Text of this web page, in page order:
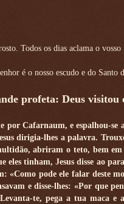
Todos os dias aclama o
é o nosso escudo e do Santo
profeta: Deus visitou
por Cafarnaum, e espalhou-
dirigia-lhes a palavra.
abriram o teto, bem
tinham, Jesus disse ao
«Como pode ele falar deste
e disse-lhes: «Por que
te, pega a tua maca